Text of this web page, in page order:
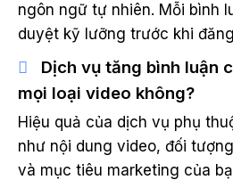
ngôn ngữ tự nhiên. Mỗi bình
duyệt kỹ lưỡng trước khi
Dịch vụ tăng bình luận
mọi loại video không?
Hiệu quả của dịch vụ phụ
như nội dung video, đối
và mục tiêu marketing của